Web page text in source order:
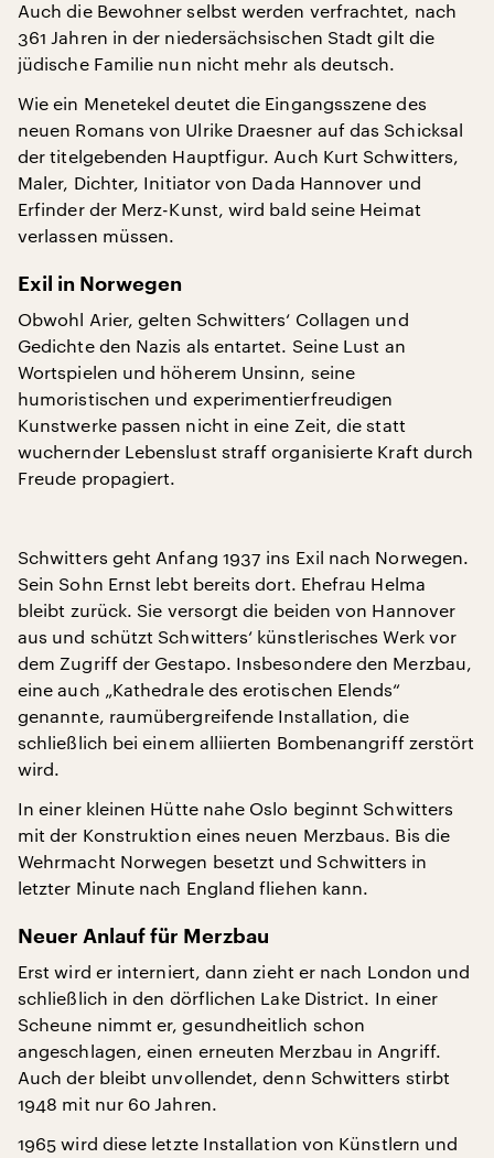
Auch die Bewohner selbst werden verfrachtet, nach
361 Jahren in der niedersächsischen Stadt gilt die
jüdische Familie nun nicht mehr als deutsch.
Wie ein Menetekel deutet die Eingangsszene des
neuen Romans von Ulrike Draesner auf das Schicksal
der titelgebenden Hauptfigur. Auch Kurt Schwitters,
Maler, Dichter, Initiator von Dada Hannover und
Erfinder der Merz-Kunst, wird bald seine Heimat
verlassen müssen.
Exil in Norwegen
Obwohl Arier, gelten Schwitters‘ Collagen und
Gedichte den Nazis als entartet. Seine Lust an
Wortspielen und höherem Unsinn, seine
humoristischen und experimentierfreudigen
Kunstwerke passen nicht in eine Zeit, die statt
wuchernder Lebenslust straff organisierte Kraft durch
Freude propagiert.
Schwitters geht Anfang 1937 ins Exil nach Norwegen.
Sein Sohn Ernst lebt bereits dort. Ehefrau Helma
bleibt zurück. Sie versorgt die beiden von Hannover
aus und schützt Schwitters‘ künstlerisches Werk vor
dem Zugriff der Gestapo. Insbesondere den Merzbau,
eine auch „Kathedrale des erotischen Elends“
genannte, raumübergreifende Installation, die
schließlich bei einem alliierten Bombenangriff zerstört
wird.
In einer kleinen Hütte nahe Oslo beginnt Schwitters
mit der Konstruktion eines neuen Merzbaus. Bis die
Wehrmacht Norwegen besetzt und Schwitters in
letzter Minute nach England fliehen kann.
Neuer Anlauf für Merzbau
Erst wird er interniert, dann zieht er nach London und
schließlich in den dörflichen Lake District. In einer
Scheune nimmt er, gesundheitlich schon
angeschlagen, einen erneuten Merzbau in Angriff.
Auch der bleibt unvollendet, denn Schwitters stirbt
1948 mit nur 60 Jahren.
1965 wird diese letzte Installation von Künstlern und